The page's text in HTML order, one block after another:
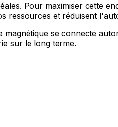
Pour maximiser cette
ressources et réduisent
se connecte
sur le long terme.